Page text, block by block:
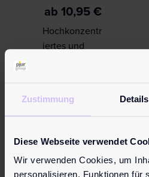
Zustimmung Details
Diese Webseite verwendet
Wir verwenden Cookies, um
personalisieren, Funktionen für
ab 10,95 €
Hochkonzentr
iertes und
IHN. Schon
eine extrem